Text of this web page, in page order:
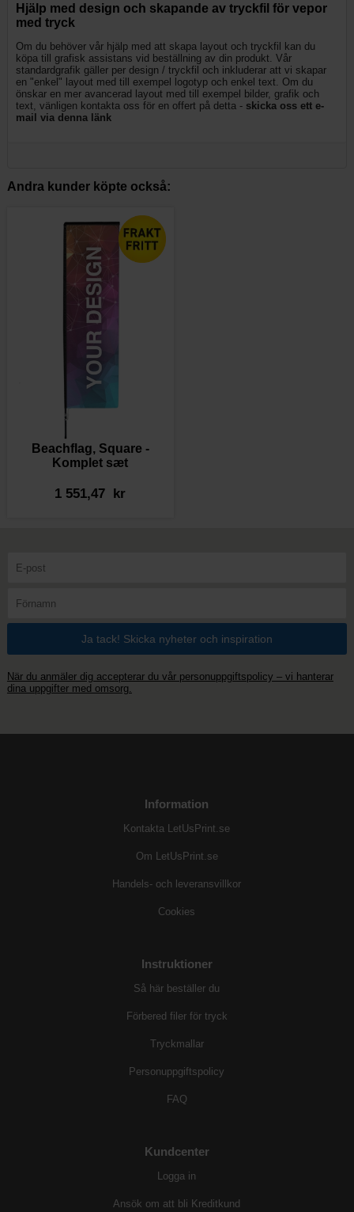
Hjälp med design och skapande av tryckfil för vepor
med tryck
Om du behöver vår hjälp med att skapa layout och tryckfil kan du
köpa till grafisk assistans vid beställning av din produkt. Vår
standardgrafik gäller per design / tryckfil och inkluderar att vi skapar
en "enkel" layout med till exempel logotyp och enkel text. Om du
önskar en mer avancerad layout med till exempel bilder, grafik och
text, vänligen kontakta oss för en offert på detta - skicka oss ett e-
mail via denna länk
Andra kunder köpte också:
Beachflag, Square -
Komplet sæt
1 551,47 kr
När du anmäler dig accepterar du vår personuppgiftspolicy – vi hanterar
dina uppgifter med omsorg.
Information
Kontakta LetUsPrint.se
Om LetUsPrint.se
Handels- och leveransvillkor
Cookies
Instruktioner
Så här beställer du
Förbered filer för tryck
Tryckmallar
Personuppgiftspolicy
FAQ
Kundcenter
Logga in
Ansök om att bli Kreditkund